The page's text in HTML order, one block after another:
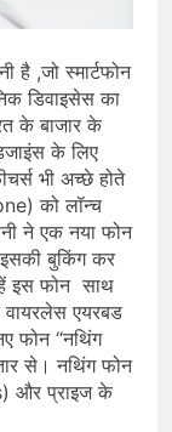
भारतीय
बढ़ावा
किया,
विकास
India
को मजबूत
बड़ा
,जो स्मार्टफोन
डिवाइसेस का
के बाजार के
के लिए
भी अच्छे होते
को लॉन्च
ने एक नया फोन
बुकिंग कर
इस फोन साथ
एयरबड
फोन “नथिंग
से। नथिंग फोन
और प्राइज के